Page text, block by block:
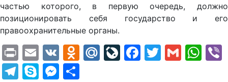
частью которого, в первую очередь, должно
позиционировать себя государство и его
правоохранительные органы.
PrintEmail
VK Odnoklassniki
Mail.Ru
LiveJournal
Facebook
Twitter
Gmail
Telegram
SkypeMessenger